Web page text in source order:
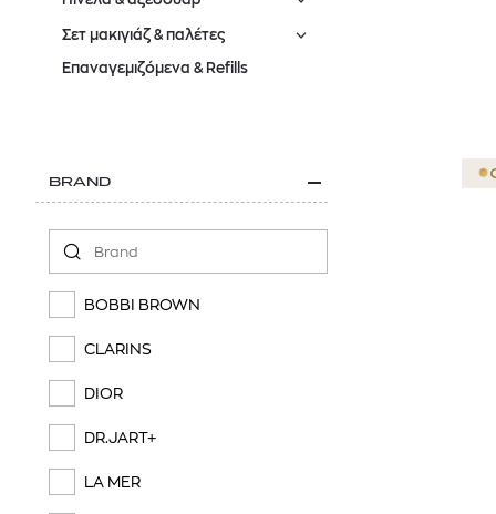
Σετ μακιγιάζ & παλέτες
Επαναγεμιζόμενα & Refills
BRAND
BOBBI BROWN
CLARINS
DIOR
DR.JART+
LA MER